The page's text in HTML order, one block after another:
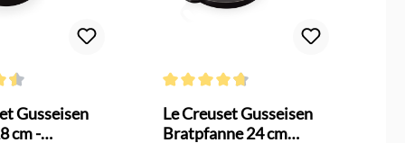
Gusseisen
cm -
Le Creuset Gusseisen
Bratpfanne 24 cm